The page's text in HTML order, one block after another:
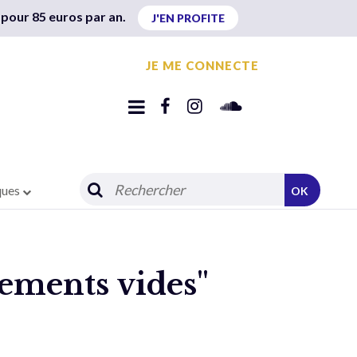
85 euros par an. J'EN PROFITE
JE ME CONNECTE
OK
vides"